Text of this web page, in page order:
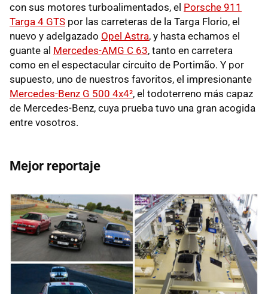
con sus motores turboalimentados, el Porsche 911
Targa 4 GTS por las carreteras de la Targa Florio, el
nuevo y adelgazado Opel Astra, y hasta echamos el
guante al Mercedes-AMG C 63, tanto en carretera
como en el espectacular circuito de Portimão. Y por
supuesto, uno de nuestros favoritos, el impresionante
Mercedes-Benz G 500 4x4², el todoterreno más capaz
de Mercedes-Benz, cuya prueba tuvo una gran acogida
entre vosotros.
Mejor reportaje